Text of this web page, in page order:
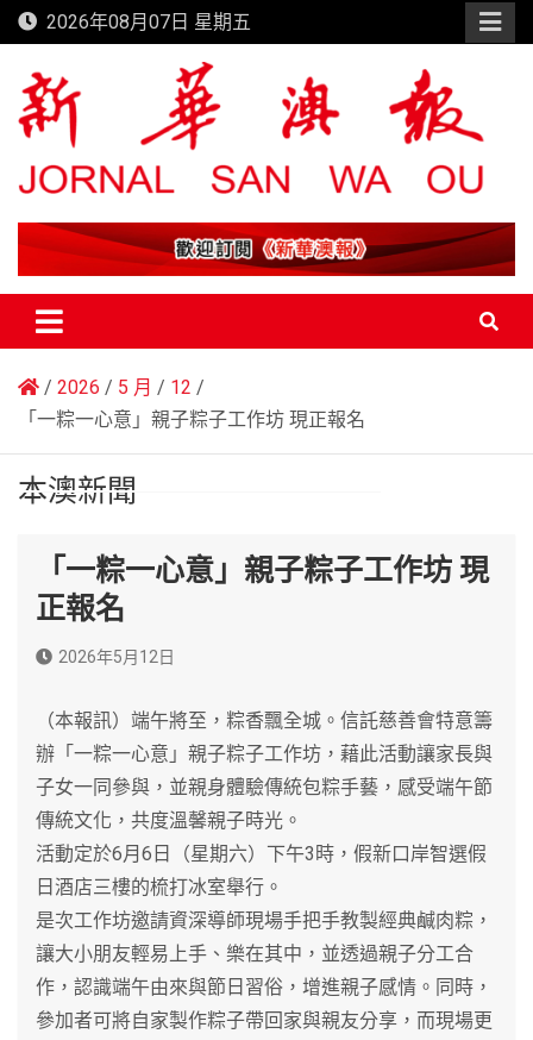
Skip
to
content
2026年08月07日 星期五
新華澳報
2026 5 月
12
「一粽一心意」親子粽子工作坊 現正報名
本澳新聞
「一粽一心意」親子粽子工作坊 現
正報名
2026年5月12日
（本報訊）​端午將至，粽香飄全城。信託慈善會特意籌
辦「一粽一心意」親子粽子工作坊，藉此活動讓家長與
子女一同參與，並親身體驗傳統包粽手藝，感受端午節
傳統文化，共度溫馨親子時光。
活動定於6月6日（星期六）下午3時，假新口岸智選假
日酒店三樓的梳打冰室舉行。
​是次工作坊邀請資深導師現場手把手教製經典鹹肉粽，
讓大小朋友輕易上手、樂在其中，並透過親子分工合
作，認識端午由來與節日習俗，增進親子感情。同時，
參加者可將自家製作粽子帶回家與親友分享，而現場更